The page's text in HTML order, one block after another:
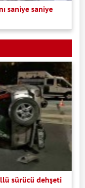
saniye saniye
sürücü dehşeti